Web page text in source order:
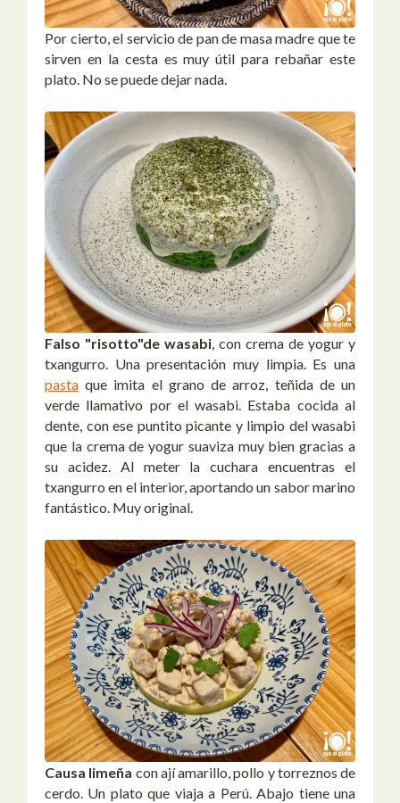
Por cierto, el servicio de pan de masa madre que te
sirven en la cesta es muy útil para rebañar este
plato. No se puede dejar nada.
Falso "risotto"de wasabi, con crema de yogur y
txangurro. Una presentación muy limpia. Es una
pasta que imita el grano de arroz, teñida de un
verde llamativo por el wasabi. Estaba cocida al
dente, con ese puntito picante y limpio del wasabi
que la crema de yogur suaviza muy bien gracias a
su acidez. Al meter la cuchara encuentras el
txangurro en el interior, aportando un sabor marino
fantástico. Muy original.
Causa limeña con ají amarillo, pollo y torreznos de
cerdo. Un plato que viaja a Perú. Abajo tiene una